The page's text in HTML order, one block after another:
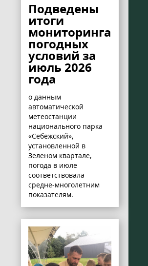
Подведены
итоги
мониторинга
погодных
условий за
июль 2026
года
о данным
автоматической
метеостанции
национального парка
«Себежский»,
установленной в
Зеленом квартале,
погода в июле
соответствовала
средне-многолетним
показателям.